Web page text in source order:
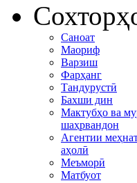
Саноат
Маориф
Варзиш
Фарҳанг
Тандурустӣ
Бахши дин
Мактубҳо ва
шаҳрвандон
Агентии
аҳолӣ
Меъморӣ
Матбуот